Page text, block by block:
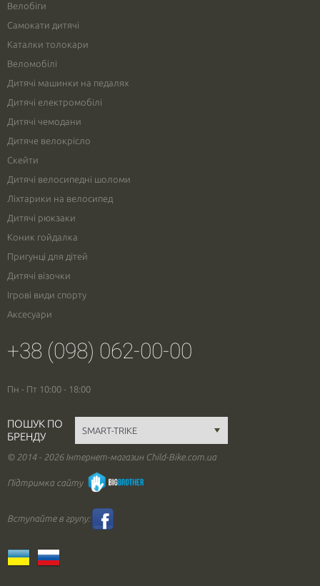
Велобіги
Самокати дитячі
Каталки толокари
Веломобілі
Дитячі машинки на педалях
Дитячі електромобілі
Дитячі чемодани
Дитяче велокрісло
Скейти
Дитячі велосипедні шоломи
Ліхтарики на велосипед
Дитячі рюкзаки
Коник гойдалка
Пригунці для дітей
Дитячі візочки
Ігрові види спорту
Аксесуари
+38 (098) 062-00-00
Пн - Пт 10:00 - 18:00
ПОШУК ПО
БРЕНДУ
© 2014 - 2026 Інтернет-магазин Child-Bike.com.ua
Підтримка сайту
Вступайте в групу: